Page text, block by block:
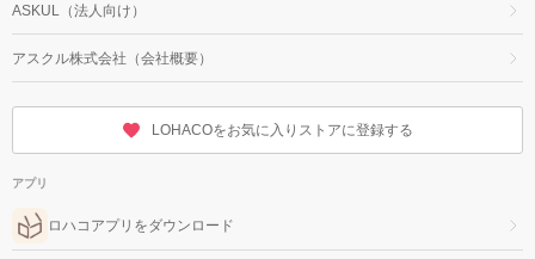
ASKUL（法人向け）
アスクル株式会社（会社概要）
LOHACOをお気に入りストアに登録する
アプリ
ロハコアプリをダウンロード